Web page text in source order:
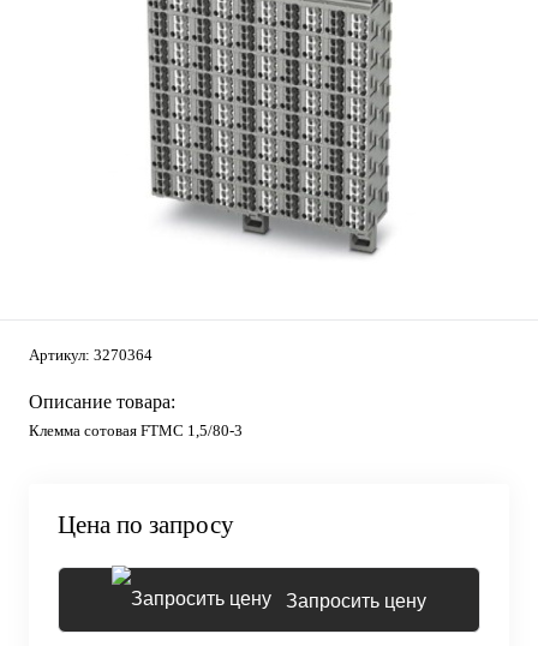
Артикул: 3270364
Описание товара:
Клемма сотовая FTMC 1,5/80-3
Цена по запросу
Запросить цену